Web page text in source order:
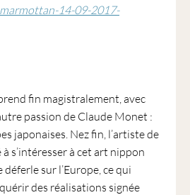
14-09-2017-
fin magistralement, avec
passion de Claude Monet :
japonaises. Nez fin, l’artiste de
s’intéresser à cet art nippon
sur l’Europe, ce qui
des réalisations signée